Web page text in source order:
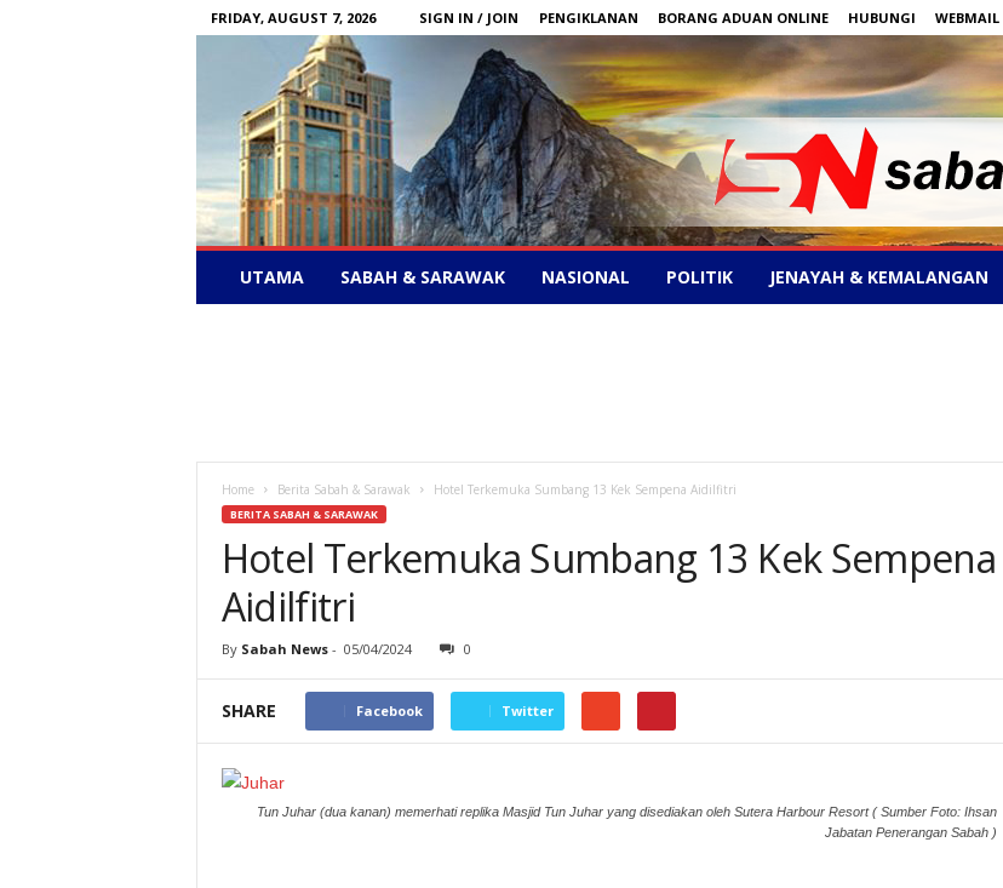
FRIDAY, AUGUST 7, 2026 SIGN IN / JOIN PENGIKLANAN BORANG ADUAN ONLINE HUBUNGI WEBMAIL
–
UTAMA SABAH & SARAWAK NASIONAL POLITIK JENAYAH & KEMALANGAN
Home Berita Sabah & Sarawak Hotel Terkemuka Sumbang 13 Kek Sempena Aidilfitri
BERITA SABAH & SARAWAK
Hotel Terkemuka Sumbang 13 Kek Sempena
Aidilfitri
By Sabah News- 05/04/2024 0
SHARE Facebook Twitter
Tun Juhar (dua kanan) memerhati replika Masjid Tun Juhar yang disediakan oleh Sutera Harbour Resort ( Sumber Foto: Ihsan
Jabatan Penerangan Sabah )